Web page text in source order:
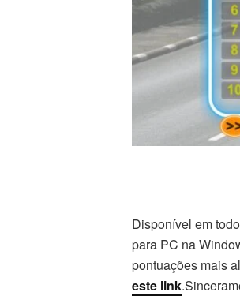
Disponível em
para PC na
pontuações mais
este link